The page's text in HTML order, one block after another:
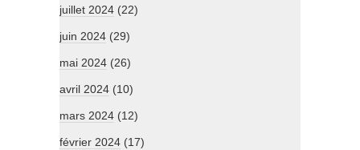
juillet 2024 (22)
juin 2024 (29)
mai 2024 (26)
avril 2024 (10)
mars 2024 (12)
février 2024 (17)